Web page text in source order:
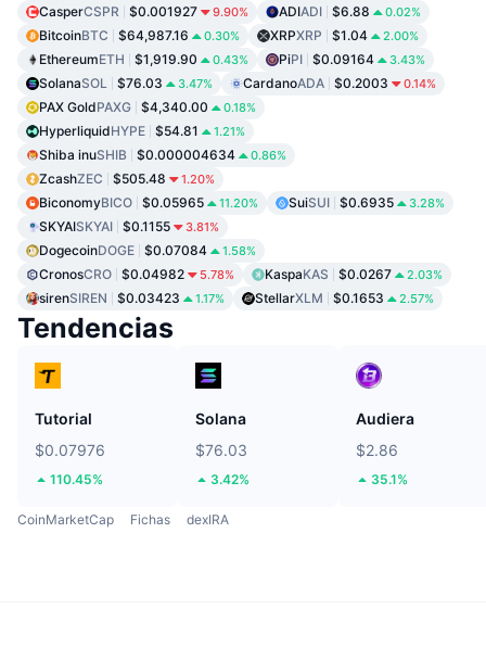
CasperCSPR $0.001927 9.90% ADIADI $6.88 0.02%
BitcoinBTC $64,987.16 0.30% XRPXRP $1.04 2.00%
EthereumETH $1,919.90 0.43% PiPI $0.09164 3.43%
SolanaSOL $76.03 3.47% CardanoADA $0.2003 0.14%
PAX GoldPAXG $4,340.00 0.18%
HyperliquidHYPE $54.81 1.21%
Shiba inuSHIB $0.000004634 0.86%
ZcashZEC $505.48 1.20%
BiconomyBICO $0.05965 11.20% SuiSUI $0.6935 3.28%
SKYAISKYAI $0.1155 3.81%
DogecoinDOGE $0.07084 1.58%
CronosCRO $0.04982 5.78% KaspaKAS $0.0267 2.03%
sirenSIREN $0.03423 1.17% StellarXLM $0.1653 2.57%
Tendencias
Tutorial
$0.07976
110.45%
Solana
$76.03
3.42%
Audiera
$2.86
35.1%
CoinMarketCap Fichas dexIRA